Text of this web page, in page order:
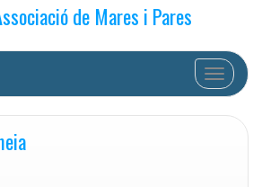
de Mares i Pares
Cambiar